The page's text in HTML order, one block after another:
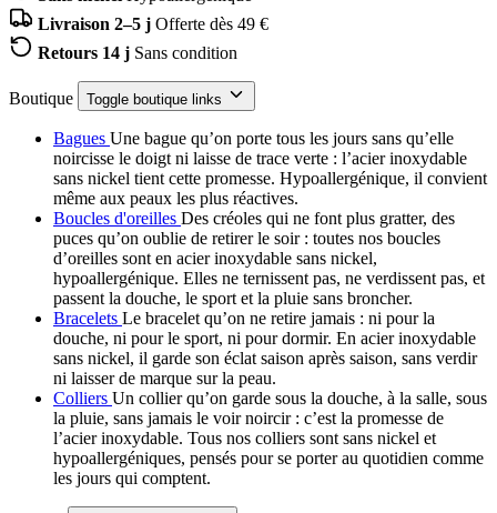
Livraison 2–5 j Offerte dès 49 €
Retours 14 j Sans condition
Boutique Toggle boutique links
Bagues Une bague qu’on porte tous les jours sans qu’elle
noircisse le doigt ni laisse de trace verte : l’acier inoxydable
sans nickel tient cette promesse. Hypoallergénique, il convient
même aux peaux les plus réactives.
Boucles d'oreilles Des créoles qui ne font plus gratter, des
puces qu’on oublie de retirer le soir : toutes nos boucles
d’oreilles sont en acier inoxydable sans nickel,
hypoallergénique. Elles ne ternissent pas, ne verdissent pas, et
passent la douche, le sport et la pluie sans broncher.
Bracelets Le bracelet qu’on ne retire jamais : ni pour la
douche, ni pour le sport, ni pour dormir. En acier inoxydable
sans nickel, il garde son éclat saison après saison, sans verdir
ni laisser de marque sur la peau.
Colliers Un collier qu’on garde sous la douche, à la salle, sous
la pluie, sans jamais le voir noircir : c’est la promesse de
l’acier inoxydable. Tous nos colliers sont sans nickel et
hypoallergéniques, pensés pour se porter au quotidien comme
les jours qui comptent.